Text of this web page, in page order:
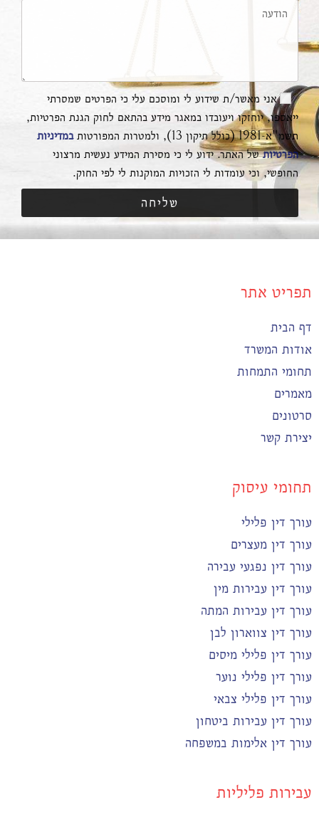
אני מאשר/ת שידוע לי ומוסכם עלי כי הפרטים שמסרתי
ייאספו, יוחזקו ויעובדו במאגר מידע בהתאם לחוק הגנת הפרטיות,
תשמ"א-1981 (כולל תיקון 13), ולמטרות המפורטות
במדיניות
הפרטיותשל האתר. ידוע לי כי מסירת המידע נעשית מרצוני
החופשי, וכי עומדות לי הזכויות המוקנות לי לפי החוק.
שליחה
תפריט אתר
דף הבית
אודות המשרד
תחומי התמחות
מאמרים
סרטונים
יצירת קשר
תחומי עיסוק
עורך דין פלילי
עורך דין מעצרים
עורך דין נפגעי עבירה
עורך דין עבירות מין
עורך דין עבירות המתה
עורך דין צווארון לבן
עורך דין פלילי מיסים
עורך דין פלילי נוער
עורך דין פלילי צבאי
עורך דין עבירות ביטחון
עורך דין אלימות במשפחה
עבירות פליליות